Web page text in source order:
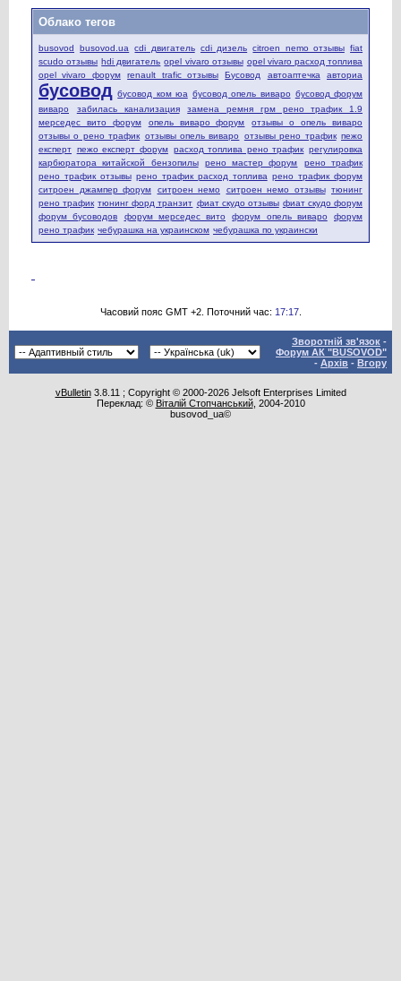
Облако тегов
busovod busovod.ua cdi двигатель cdi дизель citroen nemo отзывы fiat
scudo отзывы hdi двигатель opel vivaro отзывы opel vivaro расход топлива
opel vivaro форум
renault trafic отзывы Бусовод автоаптечка авториа
бусовод бусовод ком юа бусовод опель виваро бусовод форум
виваро
забилась канализация
замена ремня грм рено трафик 1.9
мерседес вито форум
опель виваро форум
отзывы о опель виваро
отзывы о рено трафик отзывы опель виваро отзывы рено трафик пежо
експерт пежо експерт форум расход топлива рено трафик регулировка
карбюратора китайской бензопилы
рено мастер форум
рено трафик
рено трафик отзывы рено трафик расход топлива рено трафик форум
ситроен джампер форум
ситроен немо ситроен немо отзывы тюнинг
рено трафик тюнинг форд транзит фиат скудо отзывы фиат скудо форум
форум бусоводов
форум мерседес вито форум опель виваро
форум
рено трафик чебурашка на украинском чебурашка по украински
Часовий пояс GMT +2. Поточний час: 17:17.
Зворотній зв'язок -
Форум АК "BUSOVOD"
- Архів - Вгору
vBulletin3.8.11 ; Copyright © 2000-2026 Jelsoft Enterprises Limited
Переклад: © Віталій Стопчанський, 2004-2010
busovod_ua©